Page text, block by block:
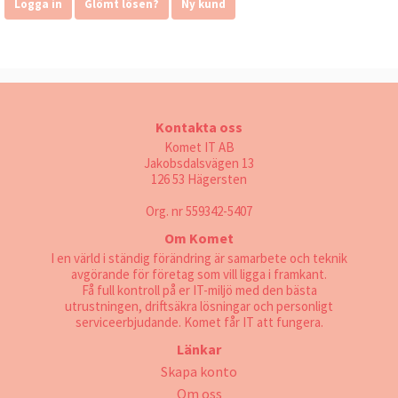
Logga in Glömt lösen? Ny kund
Kontakta oss
Komet IT AB
Jakobsdalsvägen 13
126 53 Hägersten
Org. nr 559342-5407
Om Komet
I en värld i ständig förändring är samarbete och teknik
avgörande för företag som vill ligga i framkant.
Få full kontroll på er IT-miljö med den bästa
utrustningen, driftsäkra lösningar och personligt
serviceerbjudande. Komet får IT att fungera.
Länkar
Skapa konto
Om oss